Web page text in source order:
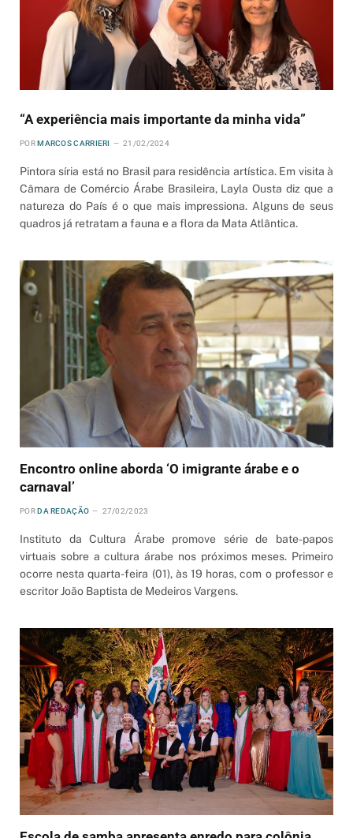
“A experiência mais importante da minha vida”
POR MARCOS CARRIERI 21/02/2024
Pintora síria está no Brasil para residência artística. Em visita à
Câmara de Comércio Árabe Brasileira, Layla Ousta diz que a
natureza do País é o que mais impressiona. Alguns de seus
quadros já retratam a fauna e a flora da Mata Atlântica.
Encontro online aborda ‘O imigrante árabe e o
carnaval’
POR DA REDAÇÃO 27/02/2023
Instituto da Cultura Árabe promove série de bate-papos
virtuais sobre a cultura árabe nos próximos meses. Primeiro
ocorre nesta quarta-feira (01), às 19 horas, com o professor e
escritor João Baptista de Medeiros Vargens.